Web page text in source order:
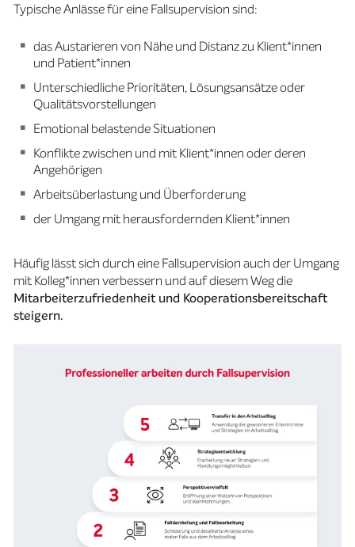
Typische Anlässe für eine Fallsupervision sind:
das Austarieren von Nähe und Distanz zu Klient*innen
und Patient*innen
Unterschiedliche Prioritäten, Lösungsansätze oder
Qualitätsvorstellungen
Emotional belastende Situationen
Konflikte zwischen und mit Klient*innen oder deren
Angehörigen
Arbeitsüberlastung und Überforderung
der Umgang mit herausfordernden Klient*innen
Häufig lässt sich durch eine Fallsupervision auch der Umgang
mit Kolleg*innen verbessern und auf diesem Weg die
Mitarbeiterzufriedenheit und Kooperationsbereitschaft
steigern.